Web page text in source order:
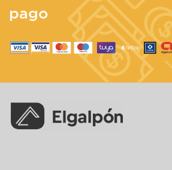
pago